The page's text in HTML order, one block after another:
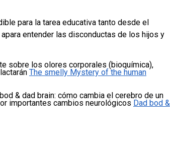
para la tarea educativa tanto desde el
entender las disconductas de los hijos y
sobre los olores corporales (bioquímica),
The smelly Mystery of the human
& dad brain: cómo cambia el cerebro de un
importantes cambios neurológicos Dad bod &